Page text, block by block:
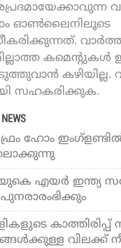
ഓൺലൈനിലൂടെ
കമെന്റുകൾ
കഴിയില്ല.
സഹകരിക്കുക.
ഹോം
യുകെ എയര്‍ ഇന്ത്യ
കാത്തിരിപ്പ്
വിലക്ക്